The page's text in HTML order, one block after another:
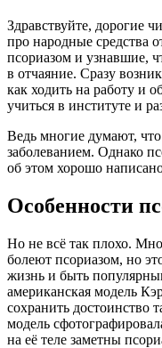
Здравствуйте, дорогие
про народные средства
псориазом и узнавшие,
в отчаяние. Сразу
как ходить на работу и
учиться в институте и
Ведь многие думают, что
заболеванием. Однако
об этом хорошо
Особенности
Но не всё так плохо.
болеют псориазом, но
жизнь и быть
американская модель
сохранить достоинство
модель
на её теле заметны